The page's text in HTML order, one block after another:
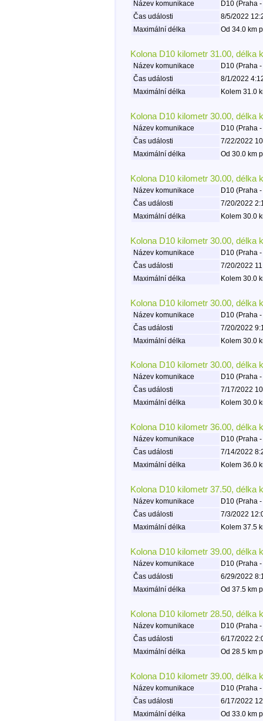
Název komunikace
D10 (Praha
Čas události
8/5/2022
Maximální délka
Od 34.0 km
Kolona D10 kilometr 31.00, délka
Název komunikace
D10 (Praha
Čas události
8/1/2022
Maximální délka
Kolem 31.0
Kolona D10 kilometr 30.00, délka
Název komunikace
D10 (Praha
Čas události
7/22/2022
Maximální délka
Od 30.0 km
Kolona D10 kilometr 30.00, délka
Název komunikace
D10 (Praha
Čas události
7/20/2022
Maximální délka
Kolem 30.0
Kolona D10 kilometr 30.00, délka
Název komunikace
D10 (Praha
Čas události
7/20/2022
Maximální délka
Kolem 30.0
Kolona D10 kilometr 30.00, délka
Název komunikace
D10 (Praha
Čas události
7/20/2022
Maximální délka
Kolem 30.0
Kolona D10 kilometr 30.00, délka
Název komunikace
D10 (Praha
Čas události
7/17/2022
Maximální délka
Kolem 30.0
Kolona D10 kilometr 36.00, délka
Název komunikace
D10 (Praha
Čas události
7/14/2022
Maximální délka
Kolem 36.0
Kolona D10 kilometr 37.50, délka
Název komunikace
D10 (Praha
Čas události
7/3/2022
Maximální délka
Kolem 37.5
Kolona D10 kilometr 39.00, délka
Název komunikace
D10 (Praha
Čas události
6/29/2022
Maximální délka
Od 37.5 km
Kolona D10 kilometr 28.50, délka
Název komunikace
D10 (Praha
Čas události
6/17/2022
Maximální délka
Od 28.5 km
Kolona D10 kilometr 39.00, délka
Název komunikace
D10 (Praha
Čas události
6/17/2022
Maximální délka
Od 33.0 km